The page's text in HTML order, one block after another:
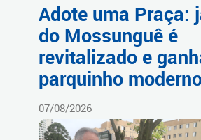
Adote uma Praça:
do Mossunguê é
revitalizado e
parquinho
07/08/2026